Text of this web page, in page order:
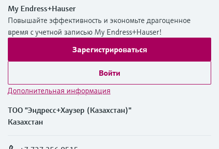
My Endress+Hauser
Повышайте эффективность и экономьте драгоценное
время с учетной записью My Endress+Hauser!
Зарегистрироваться
Войти
Дополнительная информация
ТОО "Эндресс+Хаузер (Казахстан)"
Казахстан